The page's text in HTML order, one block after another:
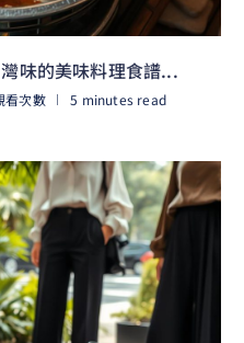
味的美味料理食譜...
看次數
5 minutes read